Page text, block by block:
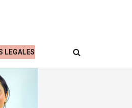
LEGALES